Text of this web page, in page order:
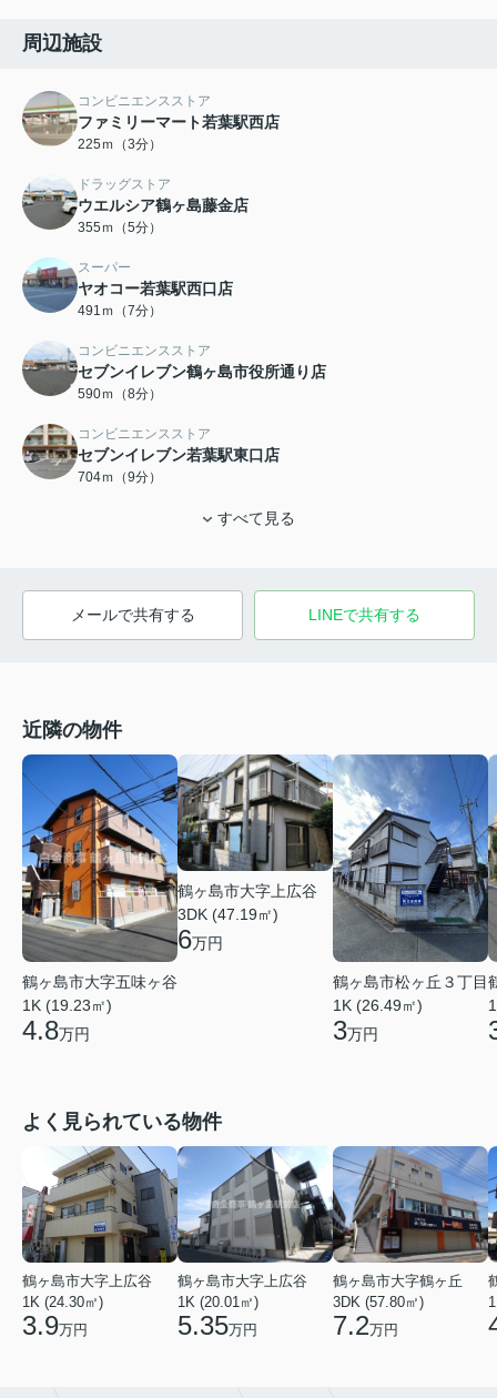
周辺施設
コンビニエンスストア
ファミリーマート若葉駅西店
225ｍ（3分）
ドラッグストア
ウエルシア鶴ヶ島藤金店
355ｍ（5分）
スーパー
ヤオコー若葉駅西口店
491ｍ（7分）
コンビニエンスストア
セブンイレブン鶴ヶ島市役所通り店
590ｍ（8分）
コンビニエンスストア
セブンイレブン若葉駅東口店
704ｍ（9分）
すべて見る
メールで共有する LINEで共有する
近隣の物件
鶴ヶ島市大字五味ヶ谷
1K (19.23㎡)
4.8万円
鶴ヶ島市大字上広谷
3DK (47.19㎡)
6万円
鶴ヶ島市松ヶ丘３丁目
1K (26.49㎡)
3万円
よく見られている物件
鶴ヶ島市大字上広谷
1K (24.30㎡)
3.9万円
鶴ヶ島市大字上広谷
1K (20.01㎡)
5.35万円
鶴ヶ島市大字鶴ヶ丘
3DK (57.80㎡)
7.2万円